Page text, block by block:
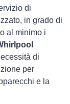
di
in grado di
al minimo i
di
per
e la